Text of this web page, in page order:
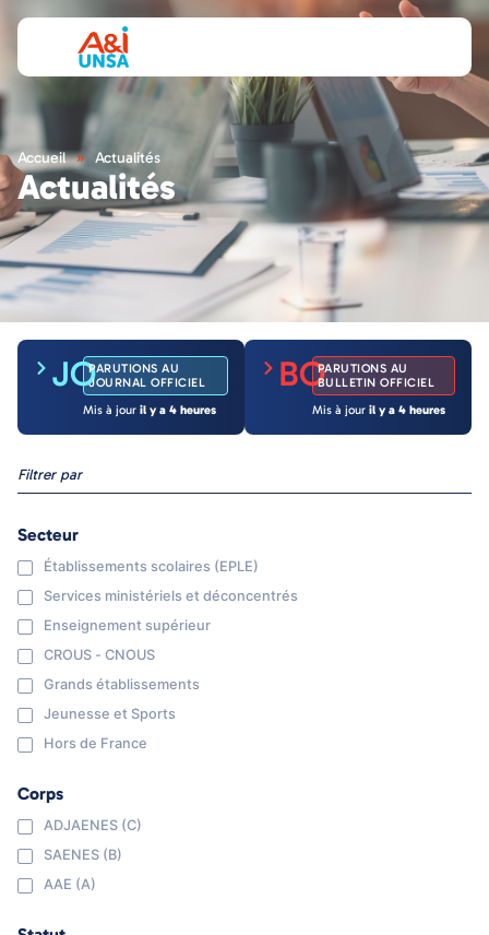
Accueil » Actualités
Actualités
Filtrer par
Secteur
Établissements scolaires (EPLE)
Services ministériels et déconcentrés
Enseignement supérieur
CROUS - CNOUS
Grands établissements
Jeunesse et Sports
Hors de France
Corps
ADJAENES (C)
SAENES (B)
AAE (A)
JOPARUTIONS AU
JOURNAL OFFICIEL
Mis à jouril y a 4 heures
BOPARUTIONS AU
BULLETIN OFFICIEL
Mis à jour il y a 4 heures